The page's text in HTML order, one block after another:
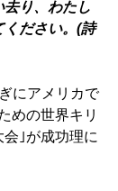
り、わたし
ください。(詩
にアメリカで
めの世界キリ
｣が成功理に